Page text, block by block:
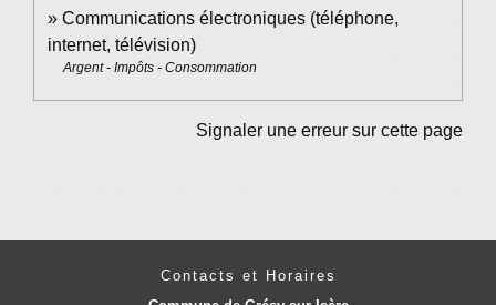
Communications électroniques (téléphone,
internet, télévision)
Argent - Impôts - Consommation
Signaler une erreur sur cette page
Contacts et Horaires